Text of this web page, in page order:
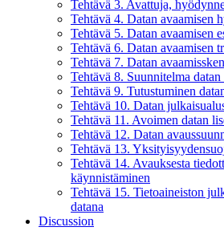
Tehtävä 3. Avattuja,
Tehtävä 4. Datan avaamisen
Tehtävä 5. Datan avaamisen
Tehtävä 6. Datan avaamisen
Tehtävä 7. Datan
Tehtävä 8. Suunnitelma datan
Tehtävä 9. Tutustuminen
Tehtävä 10. Datan
Tehtävä 11. Avoimen datan
Tehtävä 12. Datan
Tehtävä 13.
Tehtävä 14. Avauksesta
käynnistäminen
Tehtävä 15. Tietoaineiston
datana
Discussion